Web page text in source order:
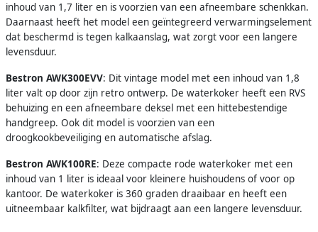
inhoud van 1,7 liter en is voorzien van een afneembare schenkkan.
Daarnaast heeft het model een geïntegreerd verwarmingselement
dat beschermd is tegen kalkaanslag, wat zorgt voor een langere
levensduur.
Bestron AWK300EVV: Dit vintage model met een inhoud van 1,8
liter valt op door zijn retro ontwerp. De waterkoker heeft een RVS
behuizing en een afneembare deksel met een hittebestendige
handgreep. Ook dit model is voorzien van een
droogkookbeveiliging en automatische afslag.
Bestron AWK100RE: Deze compacte rode waterkoker met een
inhoud van 1 liter is ideaal voor kleinere huishoudens of voor op
kantoor. De waterkoker is 360 graden draaibaar en heeft een
uitneembaar kalkfilter, wat bijdraagt aan een langere levensduur.